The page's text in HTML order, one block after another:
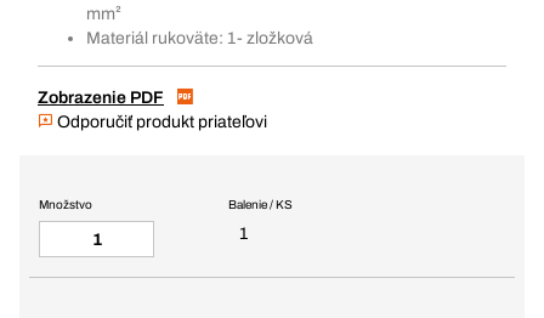
mm²
Materiál rukoväte: 1- zložková
Zobrazenie PDF
Odporučiť produkt priateľovi
Balenie / KS
1
Množstvo